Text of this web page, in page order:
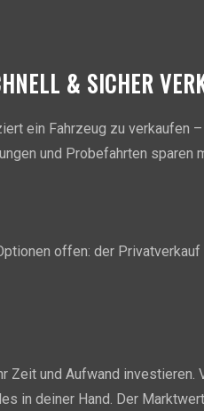
& SICHER
ein Fahrzeug zu verkaufen –
und Probefahrten sparen
offen: der
Zeit und Aufwand
in deiner Hand. Der